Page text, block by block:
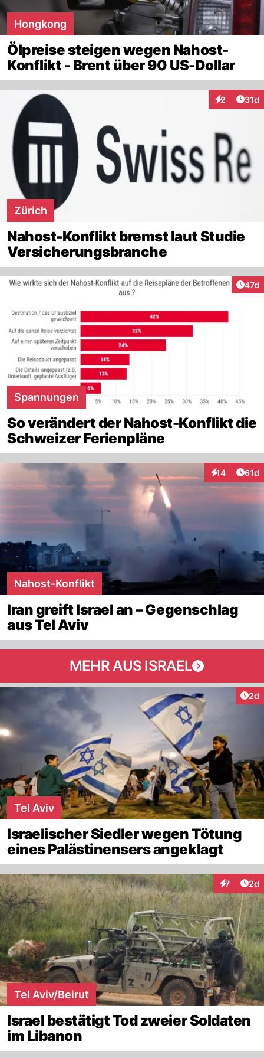
Hongkong
Ölpreise steigen wegen Nahost-
Konflikt - Brent über 90 US-Dollar
2
Interaktionen
31d
Zürich
Nahost-Konflikt bremst laut Studie
Versicherungsbranche
47d
Spannungen
So verändert der Nahost-Konflikt die
Schweizer Ferienpläne
14
Interaktionen
61d
Nahost-Konflikt
Iran greift Israel an – Gegenschlag
aus Tel Aviv
MEHR AUS ISRAEL
2d
Tel Aviv
Israelischer Siedler wegen Tötung
eines Palästinensers angeklagt
7 2d
Tel Aviv/Beirut
Israel bestätigt Tod zweier Soldaten
im Libanon